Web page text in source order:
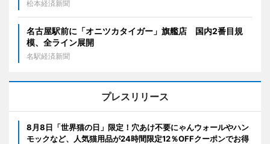
松本経済新聞
名古屋駅前に「オニツカタイガー」旗艦店 国内2番目規
模、全ライン展開
名駅経済新聞
プレスリリース
8月8日「世界猫の日」限定！穴あけ不要にゃんウォールやハン
モックなど、人気猫用品が24時間限定12％OFFクーポンでお得